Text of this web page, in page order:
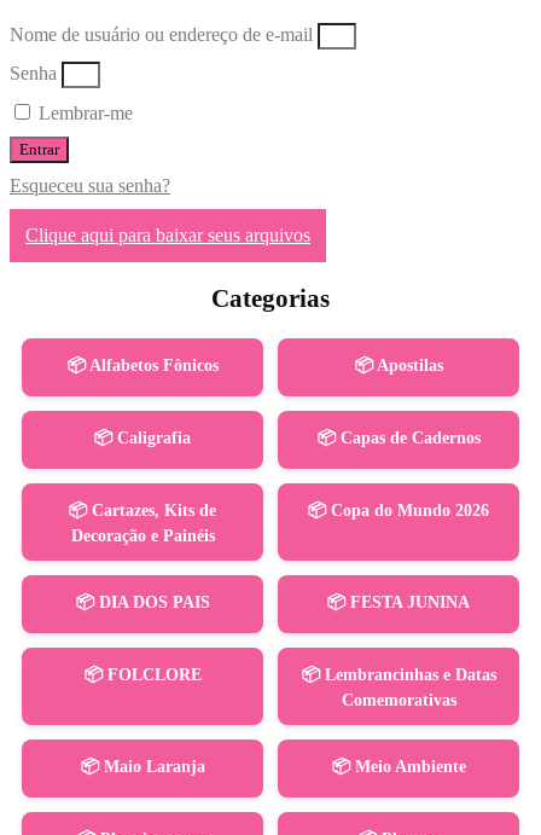
Nome de usuário ou endereço de e-mail
Senha
Lembrar-me
Entrar
Esqueceu sua senha?
Clique aqui para baixar seus arquivos
Categorias
📦 Alfabetos Fônicos 📦 Apostilas
📦 Caligrafia 📦 Capas de Cadernos
📦 Cartazes, Kits de
Decoração e Painéis
📦 Copa do Mundo 2026
📦 DIA DOS PAIS 📦 FESTA JUNINA
📦 FOLCLORE
📦 Lembrancinhas e Datas
Comemorativas
📦 Maio Laranja 📦 Meio Ambiente